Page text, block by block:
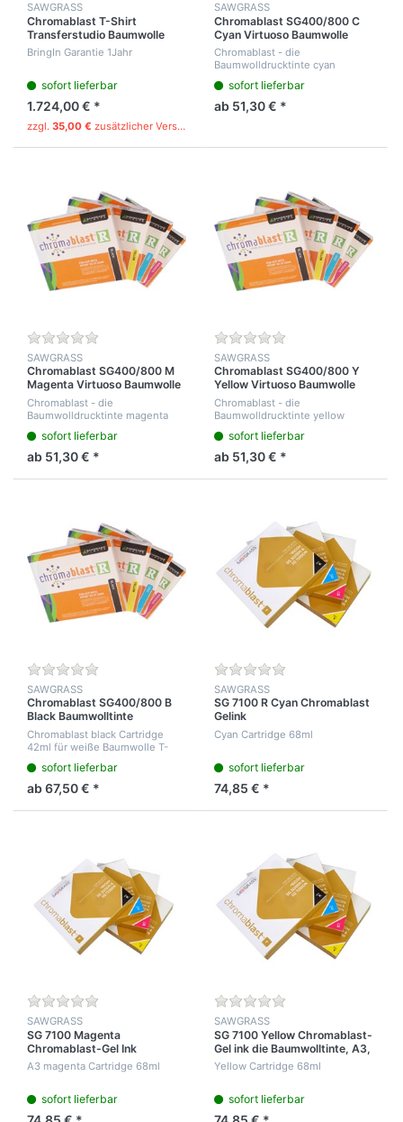
SAWGRASS
Chromablast T-Shirt
Transferstudio Baumwolle
Textilpresse
38x38cm+Virtuoso SG800
Chromablast Tintenset SG-
400/800 + Imagemedia A3
BringIn Garantie 1Jahr
sofort lieferbar
1.724,00 € *
zzgl. 35,00 € zusätzlicher Versandgebühr
SAWGRASS
Chromablast SG400/800 C
Cyan Virtuoso Baumwolle
Geltinte
Chromablast - die
Baumwolldrucktinte cyan
Cartridge, 29 ml für Ricoh
sofort lieferbar
ab 51,30 € *
SAWGRASS
Chromablast SG400/800 M
Magenta Virtuoso Baumwolle
Geltinte
Chromablast - die
Baumwolldrucktinte magenta
sofort lieferbar
ab 51,30 € *
SAWGRASS
Chromablast SG400/800 Y
Yellow Virtuoso Baumwolle
Geltinte
Chromablast - die
Baumwolldrucktinte yellow
sofort lieferbar
ab 51,30 € *
SAWGRASS
Chromablast SG400/800 B
Black Baumwolltinte
Chromablast
Chromablast black Cartridge
42ml für weiße Baumwolle T-
Gelsprinter
sofort lieferbar
ab 67,50 € *
SAWGRASS
SG 7100 R Cyan Chromablast
Gelink
Cyan Cartridge 68ml
sofort lieferbar
74,85 € *
SAWGRASS
SG 7100 Magenta
Chromablast-Gel Ink
Baumwolle Tinte
A3 magenta Cartridge 68ml
sofort lieferbar
SAWGRASS
SG 7100 Yellow Chromablast-
Gel ink die Baumwolltinte, A3,
Yellow Cartridge 68ml
sofort lieferbar